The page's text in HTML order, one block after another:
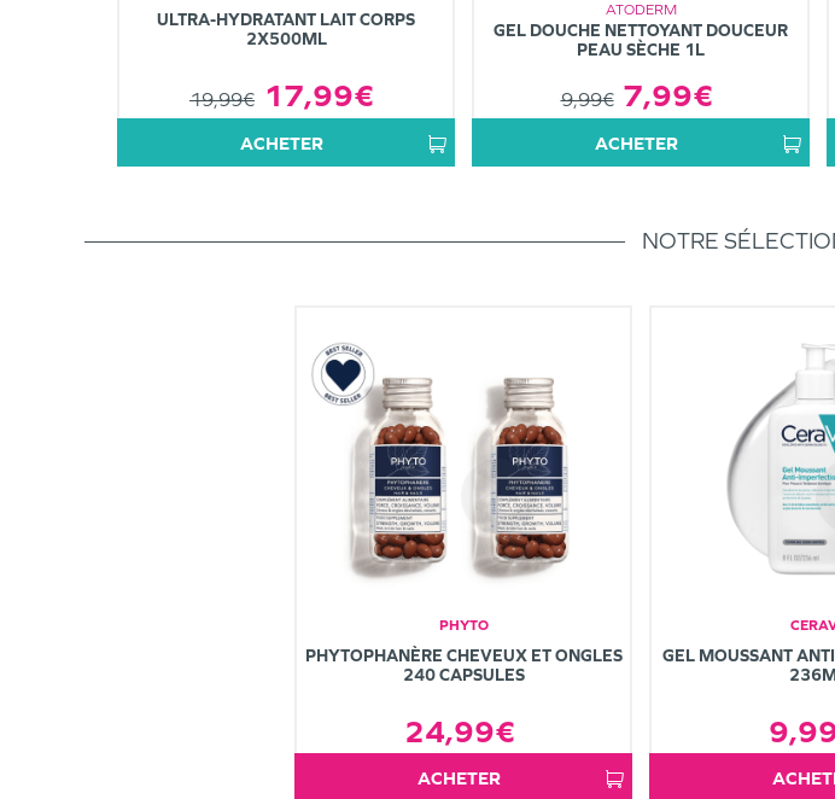
ULTRA-HYDRATANT LAIT CORPS
2X500ML
19,99€ 17,99€
ACHETER
ATODERM
GEL DOUCHE NETTOYANT DOUCEUR
PEAU SÈCHE 1L
9,99€ 7,99€
ACHETER
NOTRE
PHYTO
PHYTOPHANÈRE CHEVEUX ET ONGLES
240 CAPSULES
24,99€
ACHETER
GEL MOUSSANT